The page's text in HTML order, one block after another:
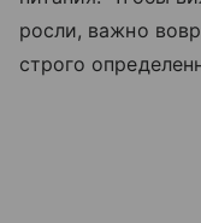
росли, важно
строго